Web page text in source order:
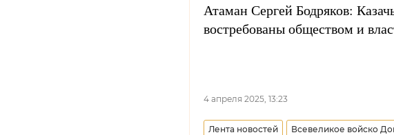
Атаман Сергей Бодряков:
востребованы обществом и
4 апреля 2025, 13:23
Лента новостей Всевеликое войско